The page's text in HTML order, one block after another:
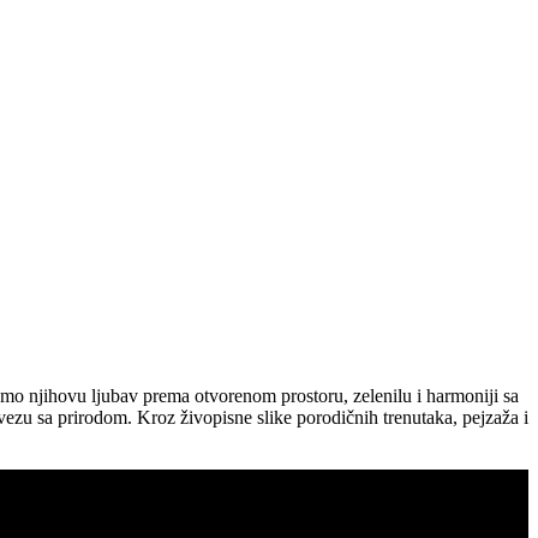
njihovu ljubav prema otvorenom prostoru, zelenilu i harmoniji sa
sa prirodom. Kroz živopisne slike porodičnih trenutaka, pejzaža i